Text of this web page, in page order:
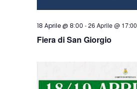
18 Aprile @ 8:00 -26 Aprile @ 17:00
Fiera di San Giorgio